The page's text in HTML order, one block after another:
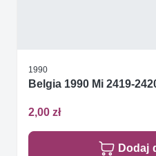
1990
Belgia 1990 Mi 2419-
2,00 zł
Dodaj